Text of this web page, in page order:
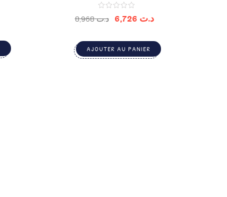
د.ت8,968 د.ت
AJOUTER AU PANIER